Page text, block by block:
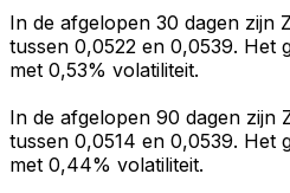
In de afgelopen 30 dagen zijn
tussen 0,0522 en 0,0539. Het
met 0,53% volatiliteit.
In de afgelopen 90 dagen zijn
tussen 0,0514 en 0,0539. Het
met 0,44% volatiliteit.